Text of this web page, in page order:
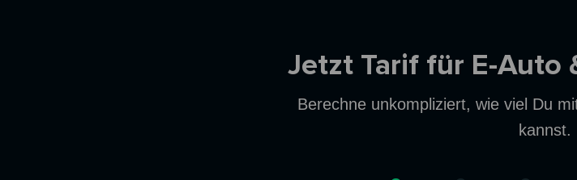
Jetzt Tarif für E-Auto
Berechne unkompliziert, wie viel Du
kannst.